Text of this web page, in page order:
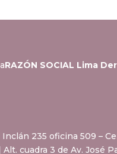
RAZÓN SOCIAL Lima
Inclán 235 oficina 509 –
Alt. cuadra 3 de Av. José